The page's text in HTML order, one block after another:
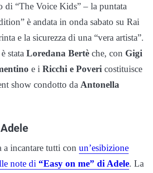
di “The Voice Kids” – la puntata
è andata in onda sabato su Rai
e la sicurezza di una “vera artista”.
stata Loredana Bertè che, con Gigi
e i Ricchi e Poveri costituisce
show condotto da Antonella
a incantare tutti con un’esibizione
note di “Easy on me” di Adele. La